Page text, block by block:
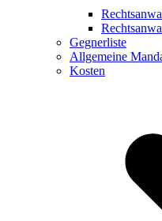
Gegnerliste
Allgemeine
Kosten